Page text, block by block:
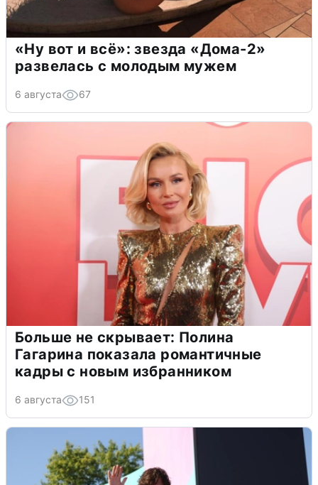
«Ну вот и всё»: звезда «Дома-2»
развелась с молодым мужем
6 августа 67
Больше не скрывает: Полина
Гагарина показала романтичные
кадры с новым избранником
6 августа 151